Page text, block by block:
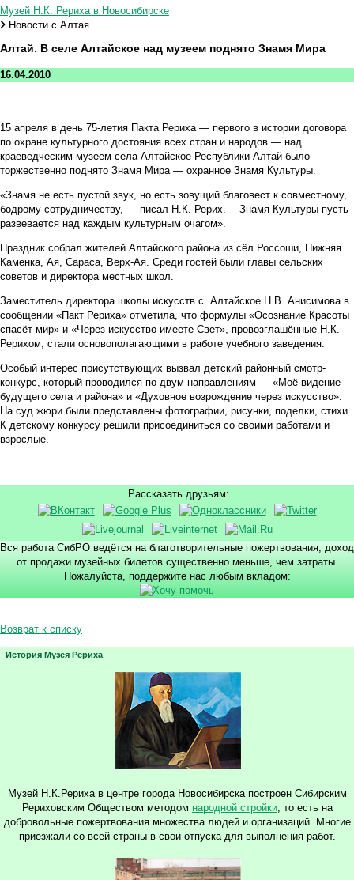
Музей Н.К. Рериха в Новосибирске
Новости с Алтая
Алтай. В селе Алтайское над музеем поднято Знамя Мира
16.04.2010
15 апреля в день 75-летия Пакта Рериха — первого в истории договора
по охране культурного достояния всех стран и народов — над
краеведческим музеем села Алтайское Республики Алтай было
торжественно поднято Знамя Мира — охранное Знамя Культуры.
«Знамя не есть пустой звук, но есть зовущий благовест к совместному,
бодрому сотрудничеству, — писал Н.К. Рерих.— Знамя Культуры пусть
развевается над каждым культурным очагом».
Праздник собрал жителей Алтайского района из сёл Россоши, Нижняя
Каменка, Ая, Сараса, Верх-Ая. Среди гостей были главы сельских
советов и директора местных школ.
Заместитель директора школы искусств с. Алтайское Н.В. Анисимова в
сообщении «Пакт Рериха» отметила, что формулы «Осознание Красоты
спасёт мир» и «Через искусство имеете Свет», провозглашённые Н.К.
Рерихом, стали основополагающими в работе учебного заведения.
Особый интерес присутствующих вызвал детский районный смотр-
конкурс, который проводился по двум направлениям — «Моё видение
будущего села и района» и «Духовное возрождение через искусство».
На суд жюри были представлены фотографии, рисунки, поделки, стихи.
К детскому конкурсу решили присоединиться со своими работами и
взрослые.
Рассказать друзьям:
Вся работа СибРО ведётся на благотворительные пожертвования, доход
от продажи музейных билетов существенно меньше, чем затраты.
Пожалуйста, поддержите нас любым вкладом:
Возврат к списку
История Музея Рериха
Музей Н.К.Рериха в центре города Новосибирска построен Сибирским
Рериховским Обществом методом народной стройки , то есть на
добровольные пожертвования множества людей и организаций. Многие
приезжали со всей страны в свои отпуска для выполнения работ.